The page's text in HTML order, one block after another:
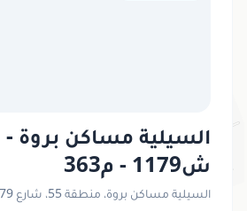
السيلية مساكن بروة -
ش1179 - م363
السيلية مساكن بروة، منطقة 55، شارع 1179، مبنى 363